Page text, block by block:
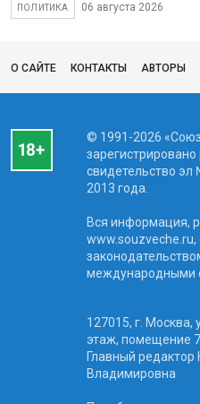
ПОЛИТИКА 06 августа 2026
О САЙТЕ КОНТАКТЫ АВТОРЫ
© 1991-2026
свидетельство
2013 года.
Вся информация,
www.souzveche.ru,
международными
127015, г. Москва,
этаж, помещение
Главный
Владимировна